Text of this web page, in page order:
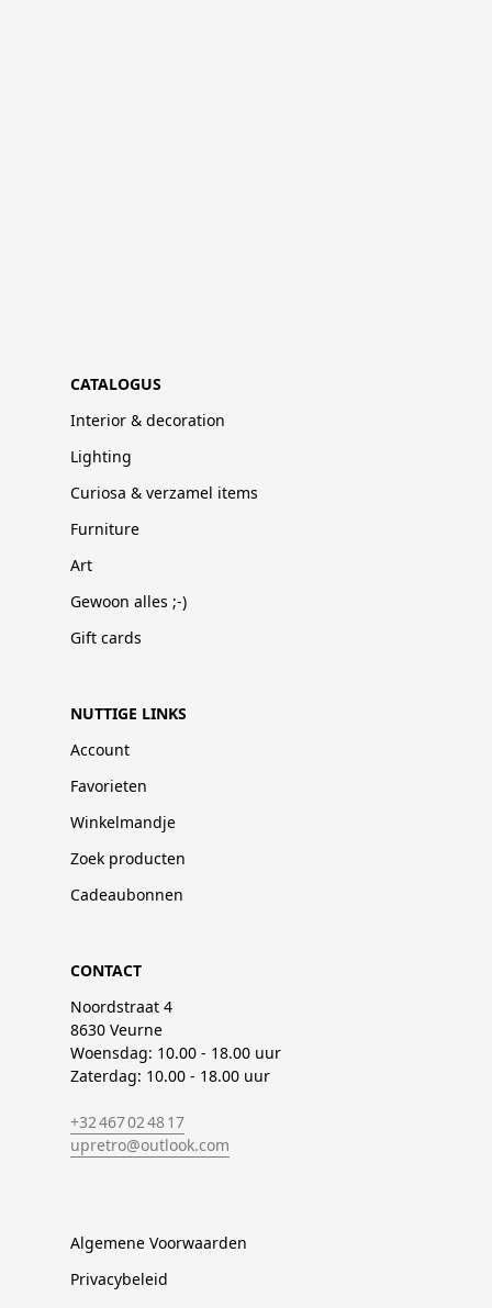
CATALOGUS
Interior & decoration
Lighting
Curiosa & verzamel items
Furniture
Art
Gewoon alles ;-)
Gift cards
NUTTIGE LINKS
Account
Favorieten
Winkelmandje
Zoek producten
Cadeaubonnen
CONTACT
Noordstraat 4
8630 Veurne
Woensdag: 10.00 - 18.00 uur
Zaterdag: 10.00 - 18.00 uur
+32 467 02 48 17
upretro@outlook.com
Algemene Voorwaarden
Privacybeleid